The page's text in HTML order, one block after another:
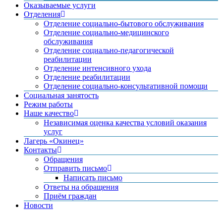
Оказываемые услуги
Отделения
Отделение социально-бытового обслуживания
Отделение социально-медицинского
обслуживания
Отделение социально-педагогической
реабилитации
Отделение интенсивного ухода
Отделение реабилитации
Отделение социально-консультативной помощи
Социальная занятость
Режим работы
Наше качество
Независимая оценка качества условий оказания
услуг
Лагерь «Окинец»
Контакты
Обращения
Отправить письмо
Написать письмо
Ответы на обращения
Приём граждан
Новости